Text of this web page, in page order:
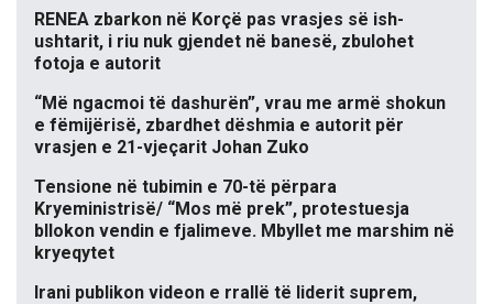
RENEA zbarkon në Korçë pas vrasjes së ish-
ushtarit, i riu nuk gjendet në banesë, zbulohet
fotoja e autorit
“Më ngacmoi të dashurën”, vrau me armë shokun
e fëmijërisë, zbardhet dëshmia e autorit për
vrasjen e 21-vjeçarit Johan Zuko
Tensione në tubimin e 70-të përpara
Kryeministrisë/ “Mos më prek”, protestuesja
bllokon vendin e fjalimeve. Mbyllet me marshim në
kryeqytet
Irani publikon videon e rrallë të liderit suprem,